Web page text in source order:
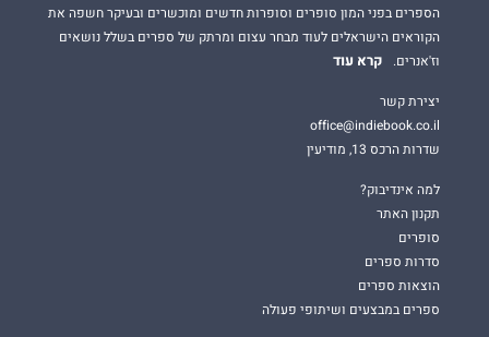
הספרים בפני המון סופרים וסופרות חדשים ומוכשרים ובעיקר חשפה את
הקוראים הישראלים לעוד מבחר עצום ומרתק של ספרים בשלל נושאים
וז'אנרים.
קרא עוד
יצירת קשר
office@indiebook.co.il
שדרות הרכס 13, מודיעין
למה אינדיבוק?
תקנון האתר
סופרים
סדרות ספרים
הוצאות ספרים
ספרים במבצעים ושיתופי פעולה